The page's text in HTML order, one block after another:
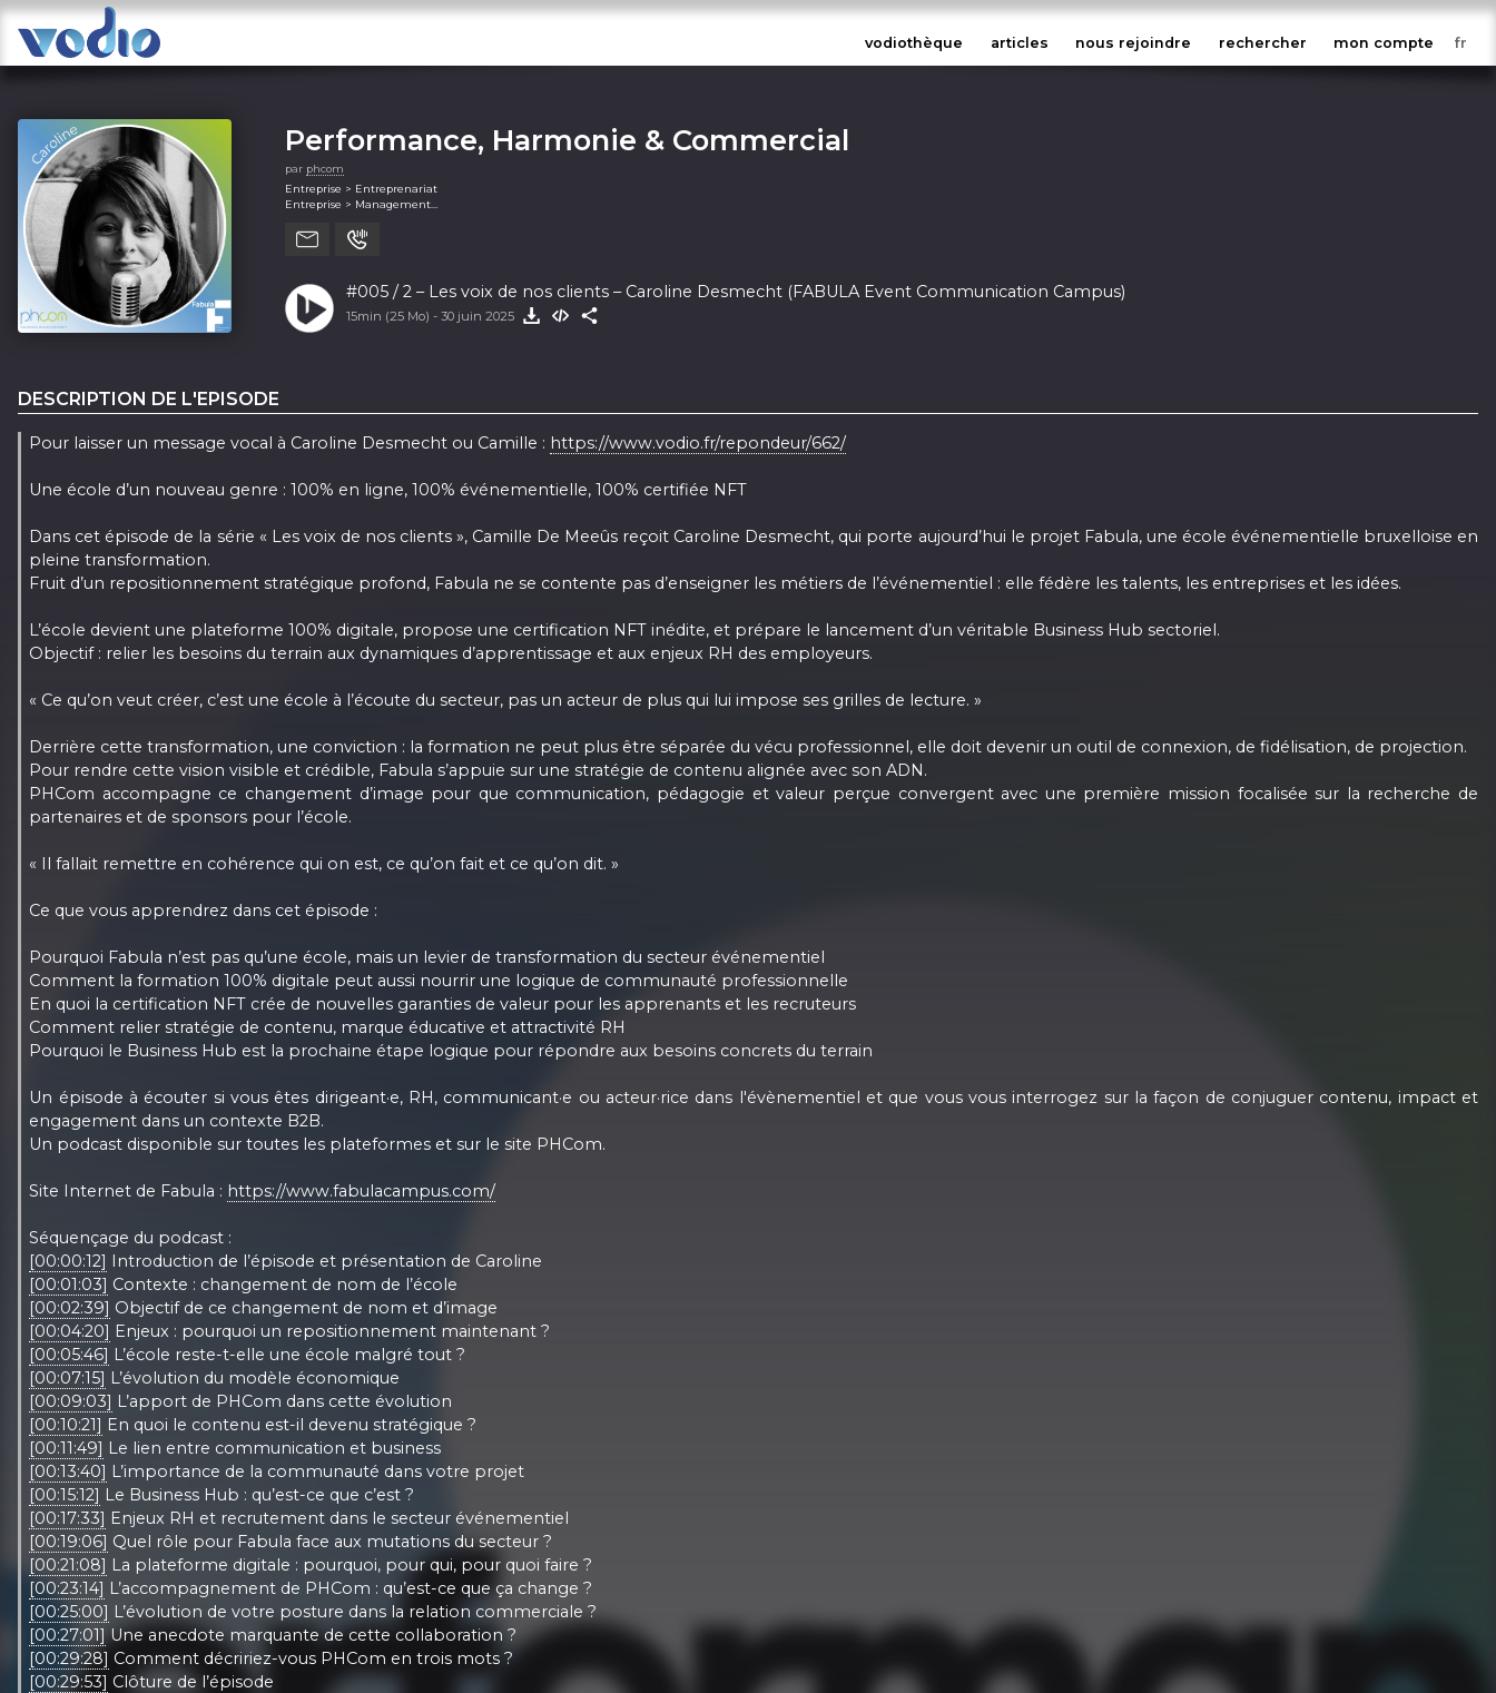
vodiothèque articles nous rejoindre rechercher mon compte
Performance, Harmonie & Commercial
par phcom
Entreprise > Entreprenariat
Entreprise > Management
#005 / 2 – Les voix de nos clients – Caroline Desmecht (FABULA Event Communication Campus)
15min (25 Mo) - 30 juin 2025
DESCRIPTION DE L'EPISODE
Pour laisser un message vocal à Caroline Desmecht ou Camille : https://www.vodio.fr/repondeur/662/
Une école d’un nouveau genre : 100% en ligne, 100% événementielle, 100% certifiée NFT
Dans cet épisode de la série « Les voix de nos clients », Camille De Meeûs reçoit Caroline Desmecht, qui porte aujourd’hui le projet Fabula, une école événementielle bruxelloise en
pleine transformation.
Fruit d’un repositionnement stratégique profond, Fabula ne se contente pas d’enseigner les métiers de l’événementiel : elle fédère les talents, les entreprises et les idées.
L’école devient une plateforme 100% digitale, propose une certification NFT inédite, et prépare le lancement d’un véritable Business Hub sectoriel.
Objectif : relier les besoins du terrain aux dynamiques d’apprentissage et aux enjeux RH des employeurs.
« Ce qu’on veut créer, c’est une école à l’écoute du secteur, pas un acteur de plus qui lui impose ses grilles de lecture. »
Derrière cette transformation, une conviction : la formation ne peut plus être séparée du vécu professionnel, elle doit devenir un outil de connexion, de fidélisation, de projection.
Pour rendre cette vision visible et crédible, Fabula s’appuie sur une stratégie de contenu alignée avec son ADN.
PHCom accompagne ce changement d’image pour que communication, pédagogie et valeur perçue convergent avec une première mission focalisée sur la recherche de
partenaires et de sponsors pour l’école.
« Il fallait remettre en cohérence qui on est, ce qu’on fait et ce qu’on dit. »
Ce que vous apprendrez dans cet épisode :
Pourquoi Fabula n’est pas qu’une école, mais un levier de transformation du secteur événementiel
Comment la formation 100% digitale peut aussi nourrir une logique de communauté professionnelle
En quoi la certification NFT crée de nouvelles garanties de valeur pour les apprenants et les recruteurs
Comment relier stratégie de contenu, marque éducative et attractivité RH
Pourquoi le Business Hub est la prochaine étape logique pour répondre aux besoins concrets du terrain
Un épisode à écouter si vous êtes dirigeant·e, RH, communicant·e ou acteur·rice dans l'évènementiel et que vous vous interrogez sur la façon de conjuguer contenu, impact et
engagement dans un contexte B2B.
Un podcast disponible sur toutes les plateformes et sur le site PHCom.
Site Internet de Fabula : https://www.fabulacampus.com/
Séquençage du podcast :
[00:00:12] Introduction de l’épisode et présentation de Caroline
[00:01:03] Contexte : changement de nom de l’école
[00:02:39] Objectif de ce changement de nom et d’image
[00:04:20] Enjeux : pourquoi un repositionnement maintenant ?
[00:05:46] L’école reste-t-elle une école malgré tout ?
[00:07:15] L’évolution du modèle économique
[00:09:03] L’apport de PHCom dans cette évolution
[00:10:21] En quoi le contenu est-il devenu stratégique ?
[00:11:49] Le lien entre communication et business
[00:13:40] L’importance de la communauté dans votre projet
[00:15:12] Le Business Hub : qu’est-ce que c’est ?
[00:17:33] Enjeux RH et recrutement dans le secteur événementiel
[00:19:06] Quel rôle pour Fabula face aux mutations du secteur ?
[00:21:08] La plateforme digitale : pourquoi, pour qui, pour quoi faire ?
[00:23:14] L’accompagnement de PHCom : qu’est-ce que ça change ?
[00:25:00] L’évolution de votre posture dans la relation commerciale ?
[00:27:01] Une anecdote marquante de cette collaboration ?
[00:29:28] Comment décririez-vous PHCom en trois mots ?
[00:29:53] Clôture de l’épisode